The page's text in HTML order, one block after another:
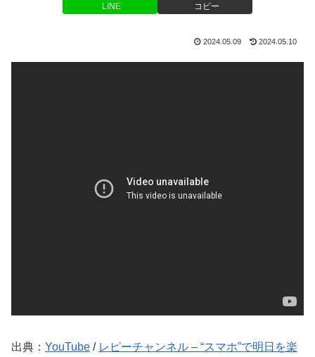
LINE コピー
2024.05.09 2024.05.10
出典： YouTube / レピーチャンネル – “スマホ”で明日を楽